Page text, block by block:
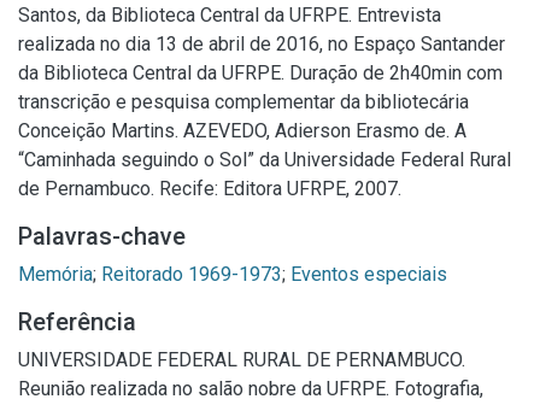
Santos, da Biblioteca Central da UFRPE. Entrevista
realizada no dia 13 de abril de 2016, no Espaço Santander
da Biblioteca Central da UFRPE. Duração de 2h40min com
transcrição e pesquisa complementar da bibliotecária
Conceição Martins. AZEVEDO, Adierson Erasmo de. A
“Caminhada seguindo o Sol” da Universidade Federal Rural
de Pernambuco. Recife: Editora UFRPE, 2007.
Palavras-chave
Memória; Reitorado 1969-1973; Eventos especiais
Referência
UNIVERSIDADE FEDERAL RURAL DE PERNAMBUCO.
Reunião realizada no salão nobre da UFRPE. Fotografia,